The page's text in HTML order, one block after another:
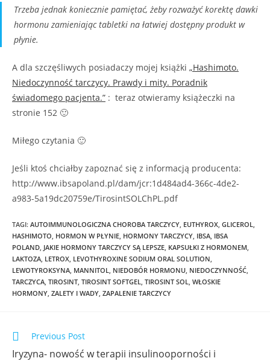
Trzeba jednak koniecznie pamiętać, żeby rozważyć korektę dawki
hormonu zamieniając tabletki na łatwiej dostępny produkt w
płynie.
A dla szczęśliwych posiadaczy mojej książki „Hashimoto.
Niedoczynność tarczycy. Prawdy i mity. Poradnik
świadomego pacjenta.” : teraz otwieramy książeczki na
stronie 152 🙂
Miłego czytania 🙂
Jeśli ktoś chciałby zapoznać się z informacją producenta:
http://www.ibsapoland.pl/dam/jcr:1d484ad4-366c-4de2-
a983-5a19dc20759e/TirosintSOLChPL.pdf
TAGI: AUTOIMMUNOLOGICZNA CHOROBA TARCZYCY, EUTHYROX, GLICEROL,
HASHIMOTO, HORMON W PŁYNIE, HORMONY TARCZYCY, IBSA, IBSA
POLAND, JAKIE HORMONY TARCZYCY SĄ LEPSZE, KAPSUŁKI Z HORMONEM,
LAKTOZA, LETROX, LEVOTHYROXINE SODIUM ORAL SOLUTION,
LEWOTYROKSYNA, MANNITOL, NIEDOBÓR HORMONU, NIEDOCZYNNOŚĆ,
TARCZYCA, TIROSINT, TIROSINT SOFTGEL, TIROSINT SOL, WŁOSKIE
HORMONY, ZALETY I WADY, ZAPALENIE TARCZYCY
Previous Post
Iryzyna- nowość w terapii insulinooporności i